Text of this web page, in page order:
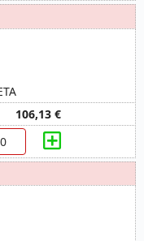
106,13 €